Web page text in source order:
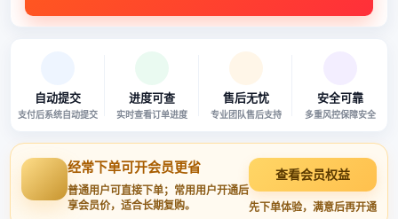
自动提交
支付后系统自动提交
进度可查
实时查看订单进度
售后无忧
专业团队售后支持
安全可靠
多重风控保障安全
经常下单可开会员更省
普通用户可直接下单；常用用户开通后
享会员价，适合长期复购。
查看会员权益
先下单体验，满意后再开通